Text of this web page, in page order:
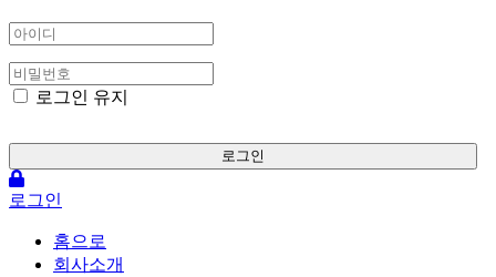
로그인 유지
로그인
로그인
홈으로
회사소개